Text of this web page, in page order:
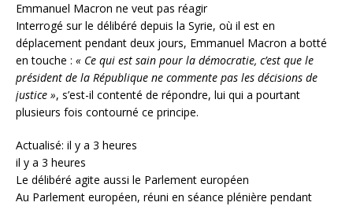
Emmanuel Macron ne veut pas réagir
Interrogé sur le délibéré depuis la Syrie, où il est en
déplacement pendant deux jours, Emmanuel Macron a botté
en touche : « Ce qui est sain pour la démocratie, c’est que le
président de la République ne commente pas les décisions de
justice », s’est-il contenté de répondre, lui qui a pourtant
plusieurs fois contourné ce principe.
Actualisé: il y a 3 heures
il y a 3 heures
Le délibéré agite aussi le Parlement européen
Au Parlement européen, réuni en séance plénière pendant